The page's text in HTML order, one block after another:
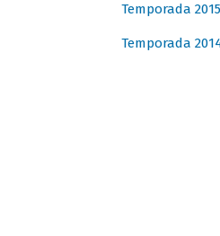
Temporada 2015
Temporada